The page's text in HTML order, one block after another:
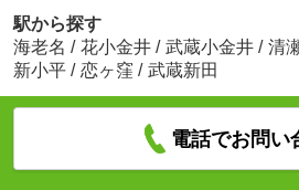
駅から探す
海老名 / 花小金井 / 武蔵小金井 / 清
新小平 / 恋ヶ窪 / 武蔵新田
電話でお問い